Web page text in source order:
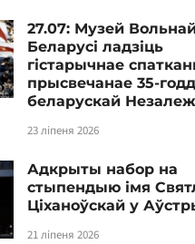
27.07: Музей
Беларусі ладзіць
гістарычнае
прысвечанае 35-
беларускай
23 ліпеня 2026
Адкрыты набор на
стыпендыю імя
Ціханоўскай у
21 ліпеня 2026